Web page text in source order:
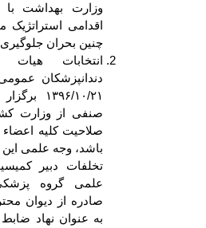
وزارت بهداشت
اقدامی استراتژیک
چنین بحران
انتخابات هیات
دندانپزشکان
۱۳۹۶/۱۰/
صنفی از وزارت
صلاحیت کلیه
باشد، وجه علمی این
تخلفات دبیر
علمی گروه
صادره از دیوان
به عنوان نهاد